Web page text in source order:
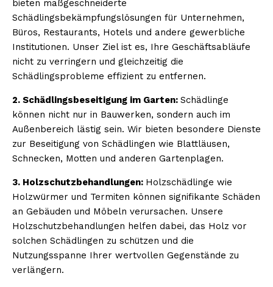
bieten maßgeschneiderte
Schädlingsbekämpfungslösungen für Unternehmen,
Büros, Restaurants, Hotels und andere gewerbliche
Institutionen. Unser Ziel ist es, Ihre Geschäftsabläufe
nicht zu verringern und gleichzeitig die
Schädlingsprobleme effizient zu entfernen.
2. Schädlingsbeseitigung im Garten: Schädlinge
können nicht nur in Bauwerken, sondern auch im
Außenbereich lästig sein. Wir bieten besondere Dienste
zur Beseitigung von Schädlingen wie Blattläusen,
Schnecken, Motten und anderen Gartenplagen.
3. Holzschutzbehandlungen: Holzschädlinge wie
Holzwürmer und Termiten können signifikante Schäden
an Gebäuden und Möbeln verursachen. Unsere
Holzschutzbehandlungen helfen dabei, das Holz vor
solchen Schädlingen zu schützen und die
Nutzungsspanne Ihrer wertvollen Gegenstände zu
verlängern.